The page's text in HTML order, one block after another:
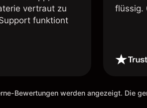
vertraut zu
funktiont
flüssig.
Bewertungen werden angezeigt. Die